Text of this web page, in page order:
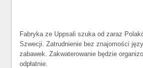
Fabryka ze Uppsali szuka od zaraz
Szwecji. Zatrudnienie bez znajomości
zabawek. Zakwaterowanie będzie
odpłatnie.